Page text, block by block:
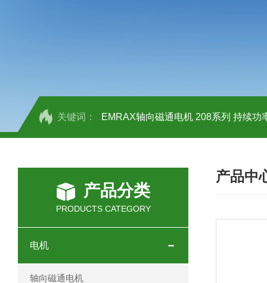
关键词： EMRAX轴向磁通电机 208系列 持续功
OEMER三相同步电机MTES 132SB/2
OEMER三相同步电机MTES 160MA/2
OEMER电机QLS 180M环保农业领域
产品分类
PRODUCTS CATEGORY
电机
轴向磁通电机
产品中